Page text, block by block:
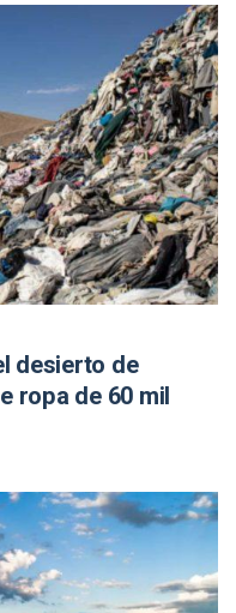
desierto de
ropa de 60 mil